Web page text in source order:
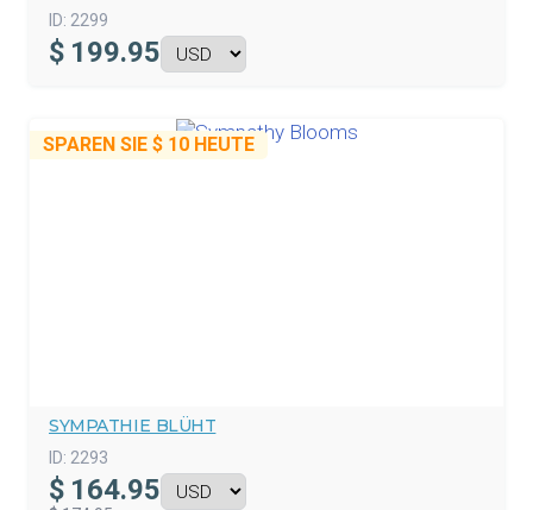
ID: 2299
$ 199.95
SPAREN SIE $ 10 HEUTE
SYMPATHIE BLÜHT
ID: 2293
$ 164.95